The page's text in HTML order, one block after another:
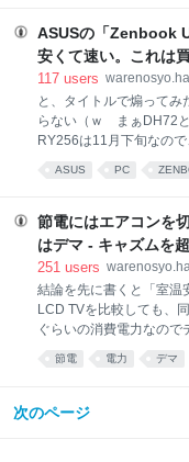
ノ売るように動いてて、
からLiveShellを販売開
http://
るにはどーすりゃいいん
いので、これから起業す
の企業でアメリカ向けに
ーしたらいいの？って人
ASUSの「Zenbook
安くて速い。これは
を超えろ！
117 users
と、タイトルで煽ってみ
らない（ｗ まぁDH72
RY256は11月下旬なの
が高い超薄型モバイルノ
説明は不要かもしれない
くれるマニアックな諸氏
うなのか？について簡単
と、信者はMBAに行けば
が自己のアイデンティ
Zenbookを選ぶのは必然
ASUS PC
節電にはエアコンを
はデマ - キャズムを
251 users
結論を先に書くと「室温
LCD TVを比較しても、
ぐらいの消費電力なの
研さん煽りすぎ。だけど
ングに注意な！」という
ンプルで、ここ数年で発
節電 電力 デマ
次のページ